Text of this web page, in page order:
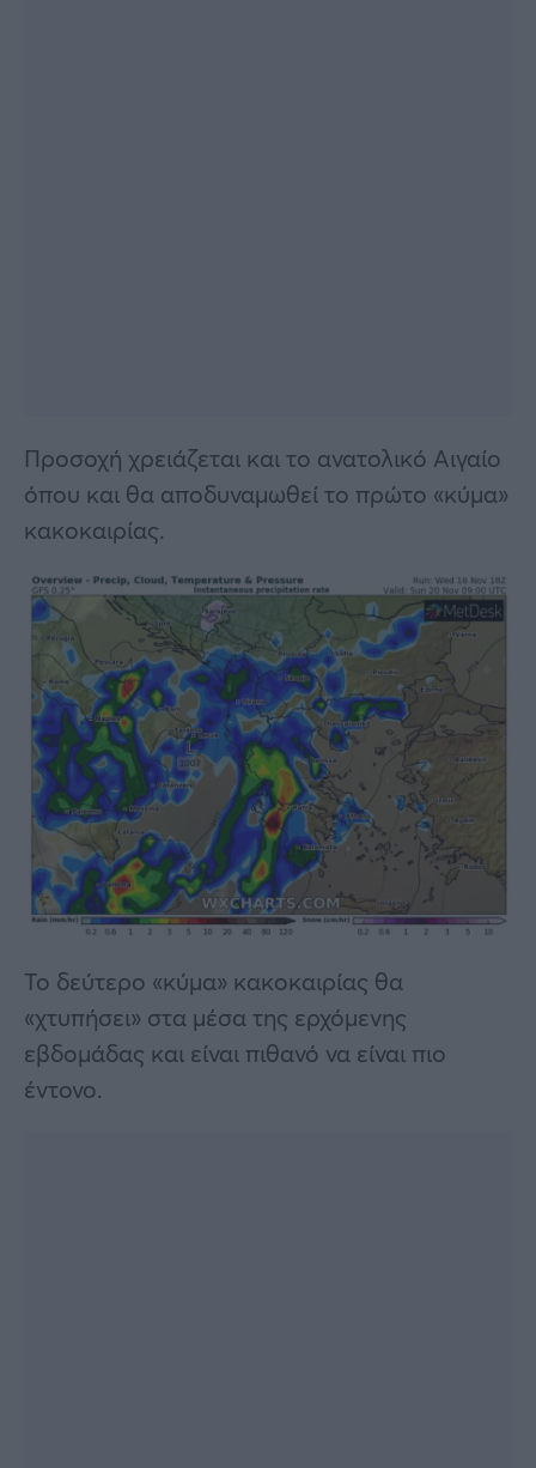
Προσοχή χρειάζεται και το ανατολικό Αιγαίο
όπου και θα αποδυναμωθεί το πρώτο «κύμα»
κακοκαιρίας.
Το δεύτερο «κύμα» κακοκαιρίας θα
«χτυπήσει» στα μέσα της ερχόμενης
εβδομάδας και είναι πιθανό να είναι πιο
έντονο.